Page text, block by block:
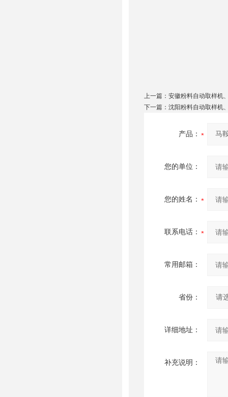
上一篇： 安徽粉料自动取样机
下一篇： 沈阳粉料自动取样机
产品：
您的单位：
您的姓名：
联系电话：
常用邮箱：
省份：
详细地址：
补充说明：